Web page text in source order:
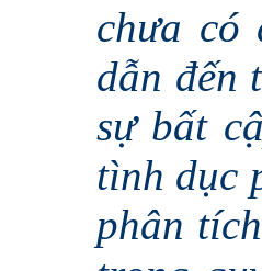
chưa có
dẫn đến
sự bất
tình dục
phân